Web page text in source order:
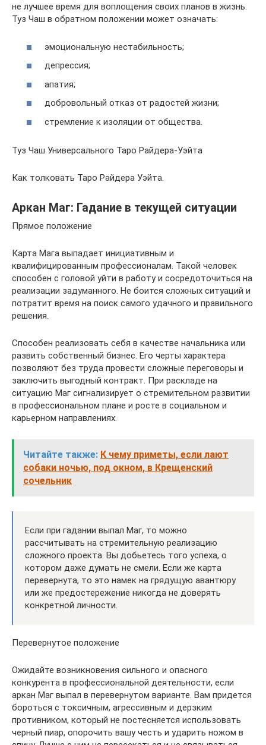
не лучшее время для воплощения своих планов в жизнь.
Туз Чаш в обратном положении может означать:
эмоциональную нестабильность;
депрессия;
апатия;
добровольный отказ от радостей жизни;
стремление к изоляции от общества.
Туз Чаш Универсального Таро Райдера-Уэйта
Как толковать Таро Райдера Уэйта.
Аркан Маг: Гадание в текущей ситуации
Прямое положение
Карта Мага выпадает инициативным и
квалифицированным профессионалам. Такой человек
способен с головой уйти в работу и сосредоточиться на
реализации задуманного. Не боится сложных ситуаций и
потратит время на поиск самого удачного и правильного
решения.
Способен реализовать себя в качестве начальника или
развить собственный бизнес. Его черты характера
позволяют без труда провести сложные переговоры и
заключить выгодный контракт. При раскладе на
ситуацию Маг сигнализирует о стремительном развитии
в профессиональном плане и росте в социальном и
карьерном направлениях.
Читайте также: К чему приметы, если лают
собаки ночью, под окном, в Крещенский
сочельник
Если при гадании выпал Маг, то можно
рассчитывать на стремительную реализацию
сложного проекта. Вы добьетесь того успеха, о
котором даже думать не смели. Если же карта
перевернута, то это намек на грядущую авантюру
или же предостережение никогда не доверять
конкретной личности.
Перевернутое положение
Ожидайте возникновения сильного и опасного
конкурента в профессиональной деятельности, если
аркан Маг выпал в перевернутом варианте. Вам придется
бороться с токсичным, агрессивным и дерзким
противником, который не постесняется использовать
черный пиар, опорочить вашу честь и ударить ножом в